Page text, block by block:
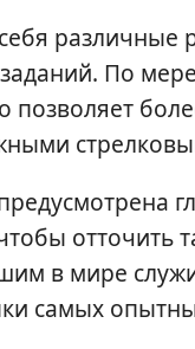
По
отточить
в мире
самых